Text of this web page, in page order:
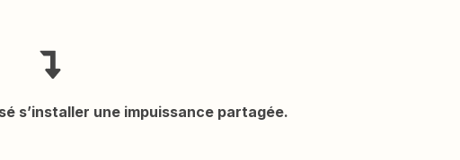
s’installer une impuissance partagée.